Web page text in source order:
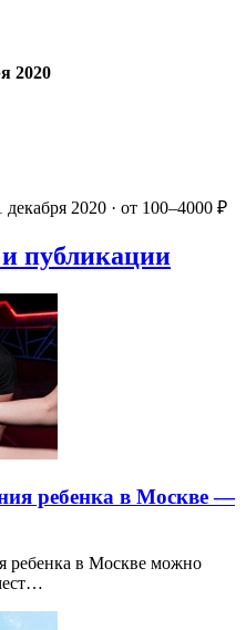
2020
2020 · от 100–4000 ₽
и публикации
ребенка в Москве —
ребенка в Москве можно